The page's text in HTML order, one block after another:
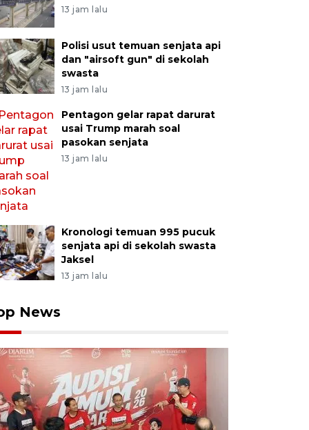
13 jam lalu
Polisi usut temuan senjata api
dan "airsoft gun" di sekolah
swasta
13 jam lalu
Pentagon gelar rapat darurat
usai Trump marah soal
pasokan senjata
13 jam lalu
Kronologi temuan 995 pucuk
senjata api di sekolah swasta
Jaksel
13 jam lalu
News